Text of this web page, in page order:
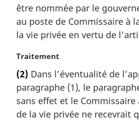
a
g
i
a
l
e
:
être nommée par le
au poste de Commissaire à
la vie privée en vertu de
N
t
e
m
a
Traitement
(2) Dans l’éventualité de
paragraphe (1), le
sans effet et le
de la vie privée ne recevrait